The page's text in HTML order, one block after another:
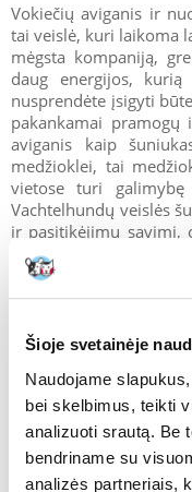
Šioje svetainėje
Naudojame
bei skelbimus, teikti
analizuoti srautą. Be
bendriname su
analizės partneriais,
Vokiečių aviganis ir
tai veislė, kuri laikoma
mėgsta kompaniją,
daug energijos,
nusprendėte įsigyti
pakankamai pramogų
aviganis kaip
medžioklei, tai
vietose turi
Vachtelhundų veislės
ir pasitikėjimu savimi,
kitiems
Wachtelhundas
mėgsta valdyti būrį,
naudoti specialų
elgsenos specialistą.